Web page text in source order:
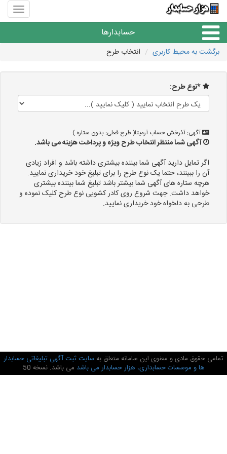
منوی
سایت
حسابدارها
حسابداری
برگشت به محیط کاربری انتخاب طرح
*نوع طرح:
آگهی: آذرخش حساب آرمیتا( طرح فعلی: بدون ستاره )
آگهی شما منتظر انتخاب طرح ویژه و پرداخت هزینه می باشد.
اگر تمایل دارید آگهی شما بیننده بیشتری داشته باشد و افراد زیادی
آن را ببینند، حتما یک نوع طرح را برای تبلیغ خود خریداری نمایید.
هرچه ستاره های آگهی شما بیشتر باشد تبلیغ شما بیننده بیشتری
خواهد داشت. جهت شروع روی کادر کشویی نوع طرح کلیک نموده و
طرحی به دلخواه خود خریداری نمایید.
تمامی حقوق مادی و معنوی این سامانه متعلق به سایت ثبت آگهی تبلیغاتی حسابدار
ها و موسسات حسابداری، هزار حسابدار می باشد می باشد. نسخه 50